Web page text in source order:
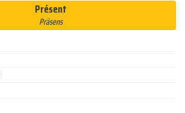
Présent
Präsens